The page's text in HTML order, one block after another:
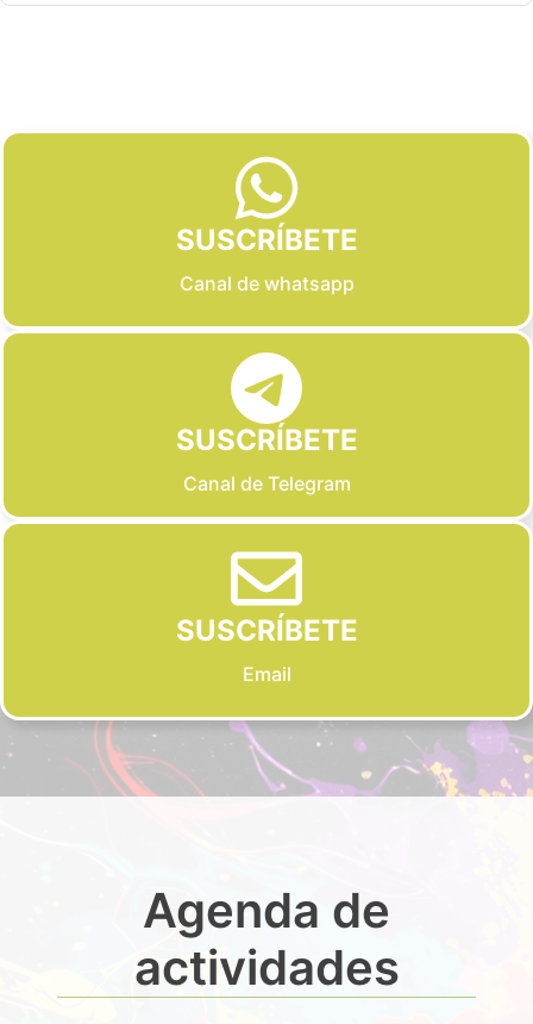
SUSCRÍBETE
Canal de whatsapp
SUSCRÍBETE
Canal de Telegram
SUSCRÍBETE
Email
Agenda de
actividades